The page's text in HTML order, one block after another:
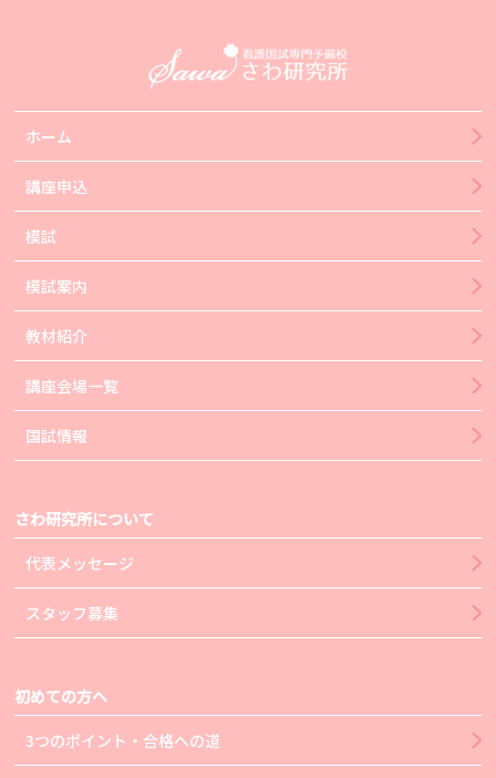
ホーム
講座申込
模試
模試案内
教材紹介
講座会場一覧
国試情報
さわ研究所について
代表メッセージ
スタッフ募集
初めての方へ
3つのポイント・合格への道